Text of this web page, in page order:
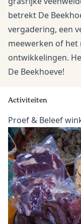
betrekt De
vergadering, een
meewerken of het
ontwikkelingen.
De Beekhoeve!
Activiteiten
Proef & Beleef